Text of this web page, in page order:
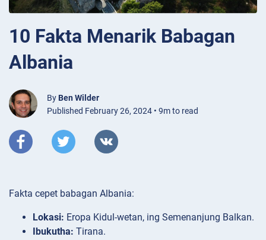
10 Fakta Menarik Babagan
Albania
By Ben Wilder
Published February 26, 2024 • 9m to read
Fakta cepet babagan Albania:
Lokasi: Eropa Kidul-wetan, ing Semenanjung Balkan.
Ibukutha: Tirana.